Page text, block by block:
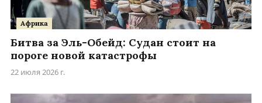
Африка
Битва за Эль-Обейд: Судан стоит на
пороге новой катастрофы
22 июля 2026 г.